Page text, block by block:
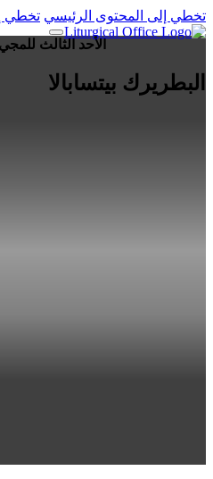
تخطي إلى المحتوى الرئيسي تخطي
الأحد الثالث
البطريرك بيتسابالا